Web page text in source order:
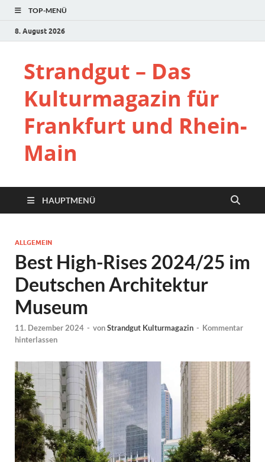
TOP-MENÜ
8. August 2026
Strandgut – Das
Kulturmagazin für
Frankfurt und Rhein-
Main
HAUPTMENÜ
ALLGEMEIN
Best High-Rises 2024/25 im
Deutschen Architektur
Museum
11. Dezember 2024 - vonStrandgut Kulturmagazin - Kommentar
hinterlassen